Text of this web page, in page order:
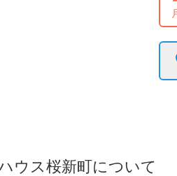
ウス桜新町について